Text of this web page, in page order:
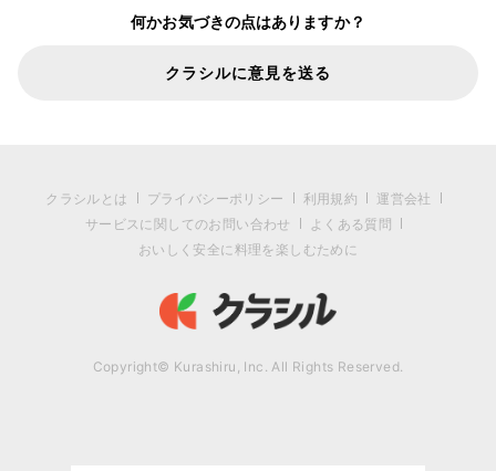
何かお気づきの点はありますか？
クラシルに意見を送る
クラシルとは プライバシーポリシー 利用規約
運営会社
サービスに関してのお問い合わせ
よくある質問
おいしく安全に料理を楽しむために
Copyright© Kurashiru, Inc. All Rights Reserved.